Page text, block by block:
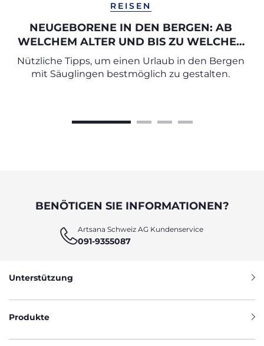
REISEN
NEUGEBORENE IN DEN BERGEN: AB
WELCHEM ALTER UND BIS ZU WELCHER
HÖHE?
Nützliche Tipps, um einen Urlaub in den Bergen
mit Säuglingen bestmöglich zu gestalten.
BENÖTIGEN SIE INFORMATIONEN?
Artsana Schweiz AG Kundenservice
091-9355087
Unterstützung
Produkte